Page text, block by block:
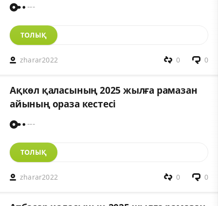
---
ТОЛЫҚ
zharar2022 0
0
Ақкөл қаласының 2025 жылға рамазан
айының ораза кестесі
---
ТОЛЫҚ
zharar2022 0
0